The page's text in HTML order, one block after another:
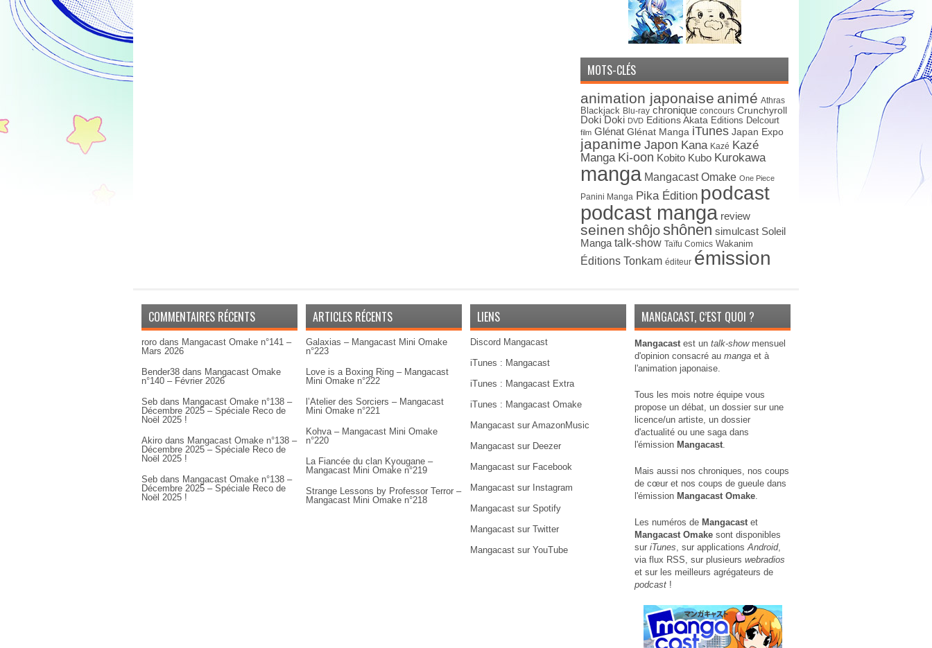
MOTS-CLÉS
animation japonaise animé Athras
Blackjack Blu-ray chronique concours Crunchyroll
Doki Doki DVD Editions Akata Editions Delcourt
film Glénat Glénat Manga iTunes Japan Expo
japanime Japon Kana Kazé Kazé
Manga Ki-oon Kobito Kubo Kurokawa
manga Mangacast Omake One Piece
Panini Manga Pika Édition podcast
podcast manga review
seinen shôjoshônen simulcast Soleil
Manga talk-show Taïfu Comics Wakanim
Éditions Tonkam éditeur émission
COMMENTAIRES RÉCENTS
roro dans Mangacast Omake n°141 –
Mars 2026
Bender38 dans Mangacast Omake
n°140 – Février 2026
Seb dans Mangacast Omake n°138 –
Décembre 2025 – Spéciale Reco de
Noël 2025 !
Akiro dans Mangacast Omake n°138 –
Décembre 2025 – Spéciale Reco de
Noël 2025 !
Seb dans Mangacast Omake n°138 –
Décembre 2025 – Spéciale Reco de
Noël 2025 !
ARTICLES RÉCENTS
Galaxias – Mangacast Mini Omake
n°223
Love is a Boxing Ring – Mangacast
Mini Omake n°222
l’Atelier des Sorciers – Mangacast
Mini Omake n°221
Kohva – Mangacast Mini Omake
n°220
La Fiancée du clan Kyougane –
Mangacast Mini Omake n°219
Strange Lessons by Professor Terror –
Mangacast Mini Omake n°218
LIENS
Discord Mangacast
iTunes : Mangacast
iTunes : Mangacast Extra
iTunes : Mangacast Omake
Mangacast sur AmazonMusic
Mangacast sur Deezer
Mangacast sur Facebook
Mangacast sur Instagram
Mangacast sur Spotify
Mangacast sur Twitter
Mangacast sur YouTube
MANGACAST, C’EST QUOI ?
Mangacastest un talk-showmensuel
d'opinion consacré au manga et à
l'animation japonaise.
Tous les mois notre équipe vous
propose un débat, un dossier sur une
licence/un artiste, un dossier
d'actualité ou une saga dans
l'émission Mangacast.
Mais aussi nos chroniques, nos coups
de cœur et nos coups de gueule dans
l'émission Mangacast Omake.
Les numéros de Mangacastet
Mangacast Omake sont disponibles
sur iTunes, sur applicationsAndroid,
via flux RSS, sur plusieurs webradios
et sur les meilleurs agrégateurs de
podcast !